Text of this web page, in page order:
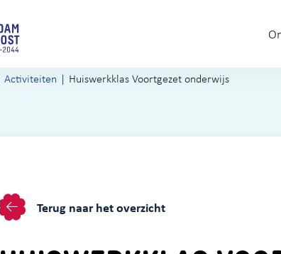
Activiteiten Huiswerkklas Voortgezet onderwijs
Terug naar het overzicht